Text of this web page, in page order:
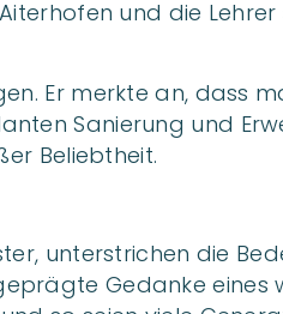
und die
Er merkte an, dass
Sanierung und
Beliebtheit.
unterstrichen die
Gedanke eines